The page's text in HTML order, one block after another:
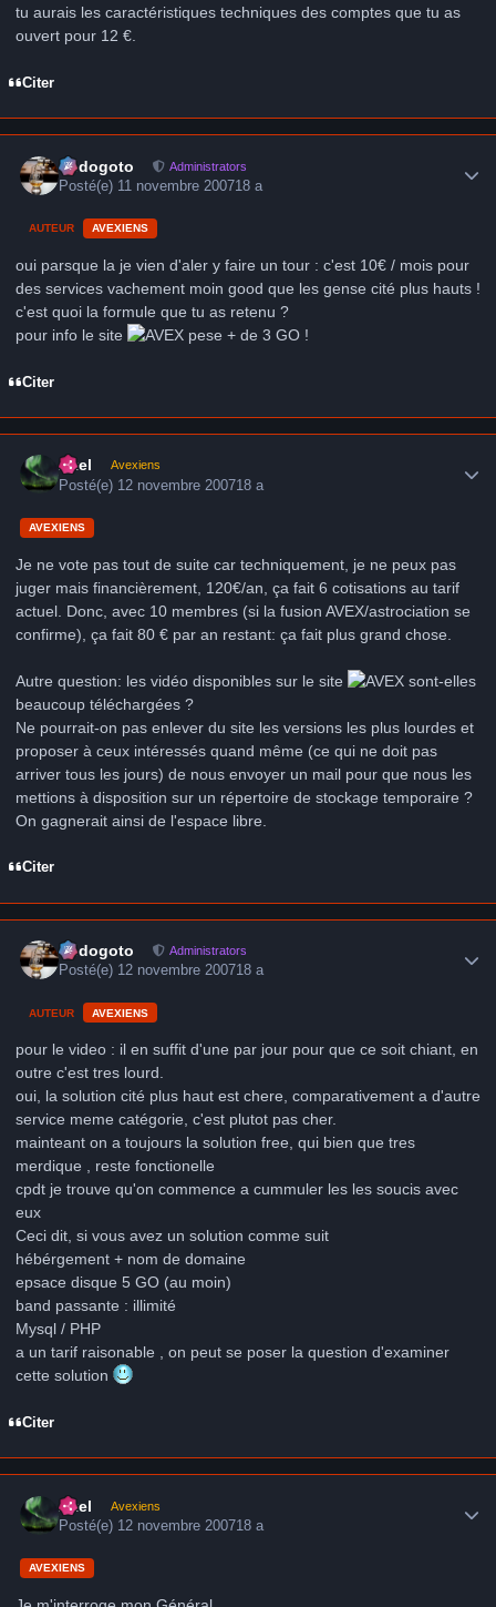
tu aurais les caractéristiques techniques des comptes que tu as
ouvert pour 12 €.
Citer
frédogoto Administrators
Posté(e) 11 novembre 200718 a
AUTEUR AVEXIENS
oui parsque la je vien d'aler y faire un tour : c'est 10€ / mois pour
des services vachement moin good que les gense cité plus hauts !
c'est quoi la formule que tu as retenu ?
pour info le site
pese + de 3 GO !
Citer
Axel Avexiens
Posté(e) 12 novembre 200718 a
AVEXIENS
Je ne vote pas tout de suite car techniquement, je ne peux pas
juger mais financièrement, 120€/an, ça fait 6 cotisations au tarif
actuel. Donc, avec 10 membres (si la fusion AVEX/astrociation se
confirme), ça fait 80 € par an restant: ça fait plus grand chose.
Autre question: les vidéo disponibles sur le site
sont-elles
beaucoup téléchargées ?
Ne pourrait-on pas enlever du site les versions les plus lourdes et
proposer à ceux intéressés quand même (ce qui ne doit pas
arriver tous les jours) de nous envoyer un mail pour que nous les
mettions à disposition sur un répertoire de stockage temporaire ?
On gagnerait ainsi de l'espace libre.
Citer
frédogoto Administrators
Posté(e) 12 novembre 200718 a
AUTEUR AVEXIENS
pour le video : il en suffit d'une par jour pour que ce soit chiant, en
outre c'est tres lourd.
oui, la solution cité plus haut est chere, comparativement a d'autre
service meme catégorie, c'est plutot pas cher.
mainteant on a toujours la solution free, qui bien que tres
merdique , reste fonctionelle
cpdt je trouve qu'on commence a cummuler les les soucis avec
eux
Ceci dit, si vous avez un solution comme suit
hébérgement + nom de domaine
epsace disque 5 GO (au moin)
band passante : illimité
Mysql / PHP
a un tarif raisonable , on peut se poser la question d'examiner
cette solution
Citer
Axel Avexiens
Posté(e) 12 novembre 200718 a
AVEXIENS